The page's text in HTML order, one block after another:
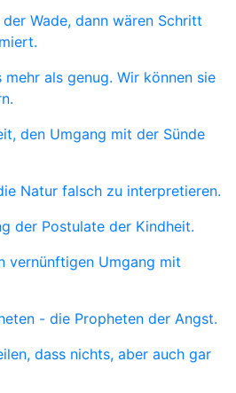
Wade, dann wären Schritt
als genug. Wir können sie
den Umgang mit der Sünde
Natur falsch zu interpretieren.
der Postulate der Kindheit.
vernünftigen Umgang mit
- die Propheten der Angst.
dass nichts, aber auch gar